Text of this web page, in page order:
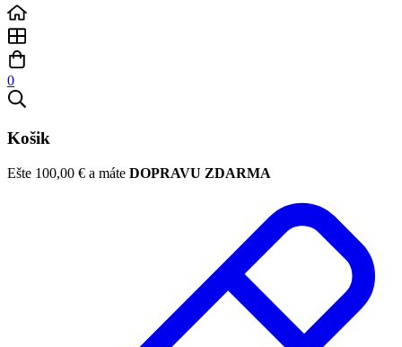
0
Košik
Ešte 100,00 € a máte DOPRAVU ZDARMA